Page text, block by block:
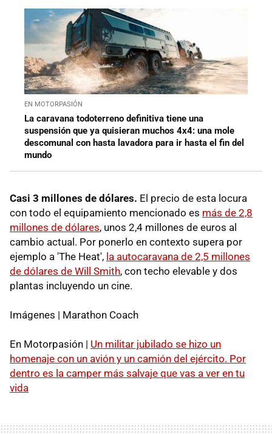
EN MOTORPASIÓN
La caravana todoterreno definitiva tiene una
suspensión que ya quisieran muchos 4x4: una mole
descomunal con hasta lavadora para ir hasta el fin del
mundo
Casi 3 millones de dólares. El precio de esta locura
con todo el equipamiento mencionado es más de 2,8
millones de dólares, unos 2,4 millones de euros al
cambio actual. Por ponerlo en contexto supera por
ejemplo a 'The Heat', la autocaravana de 2,5 millones
de dólares de Will Smith, con techo elevable y dos
plantas incluyendo un cine.
Imágenes | Marathon Coach
En Motorpasión | Un militar jubilado se hizo un
homenaje con un avión y un camión del ejército. Por
dentro es la camper más salvaje que vas a ver en tu
vida